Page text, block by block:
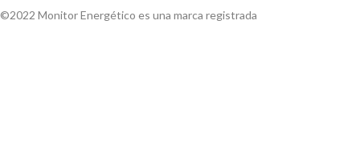
©2022 Monitor Energético es una marca registrada